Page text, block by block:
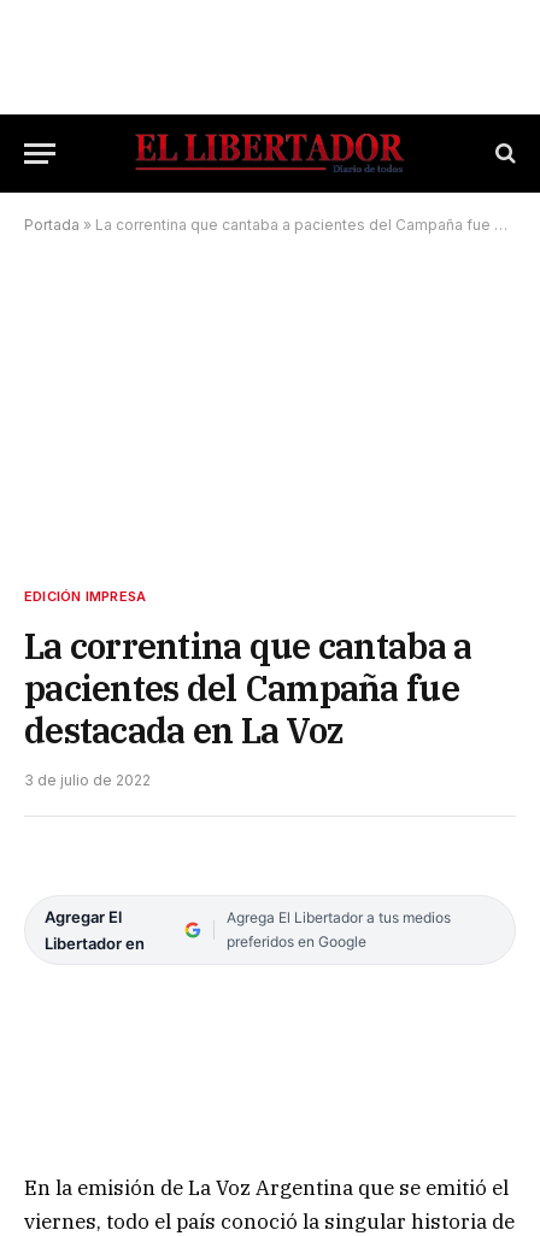
Portada » La correntina que cantaba a pacientes del Campaña fue destacada en La Voz
EDICIÓN IMPRESA
La correntina que cantaba a
pacientes del Campaña fue
destacada en La Voz
3 de julio de 2022
Agregar El
Libertador en
Agrega El Libertador a tus medios
preferidos en Google
En la emisión de La Voz Argentina que se emitió el
viernes, todo el país conoció la singular historia de